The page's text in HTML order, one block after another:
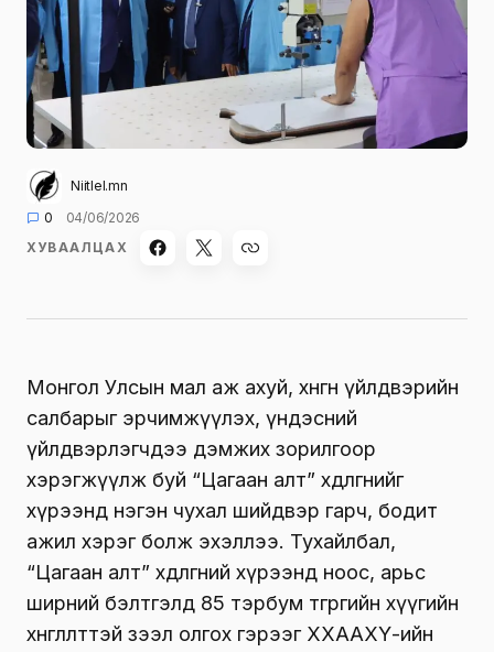
Niitlel.mn
0
04/06/2026
ХУВААЛЦАХ
Монгол Улсын мал аж ахуй, хөнгөн үйлдвэрийн
салбарыг эрчимжүүлэх, үндэсний
үйлдвэрлэгчдээ дэмжих зорилгоор
хэрэгжүүлж буй “Цагаан алт” хөдөлгөөнийг
хүрээнд нэгэн чухал шийдвэр гарч, бодит
ажил хэрэг болж эхэллээ. Тухайлбал,
“Цагаан алт” хөдөлгөөний хүрээнд ноос, арьс
ширний бэлтгэлд 85 тэрбум төгрөгийн хүүгийн
хөнгөлөлттэй зээл олгох гэрээг ХХААХҮ-ийн